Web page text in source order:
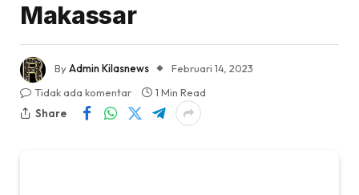
Makassar
ByAdmin Kilasnews
Februari 14, 2023
Tidak ada komentar
1 Min Read
Share